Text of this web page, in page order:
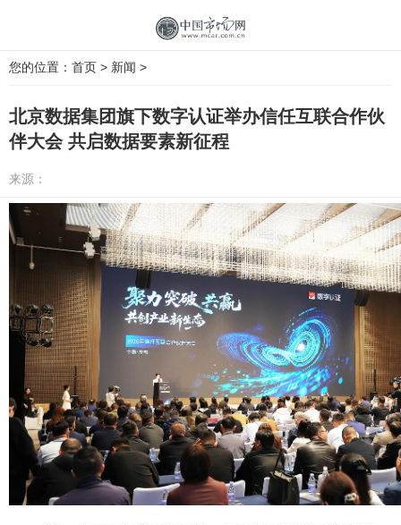
您的位置： 首页 > 新闻 >
北京数据集团旗下数字认证举办信任互联合作伙
伴大会 共启数据要素新征程
来源：